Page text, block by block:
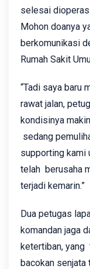
selesai
Mohon doanya
berkomunikasi
Rumah Sakit
“Tadi saya baru
rawat jalan,
kondisinya
sedang
supporting kami
telah berusaha
terjadi kemarin.”
Dua petugas
komandan jaga
ketertiban, yang
bacokan senjata